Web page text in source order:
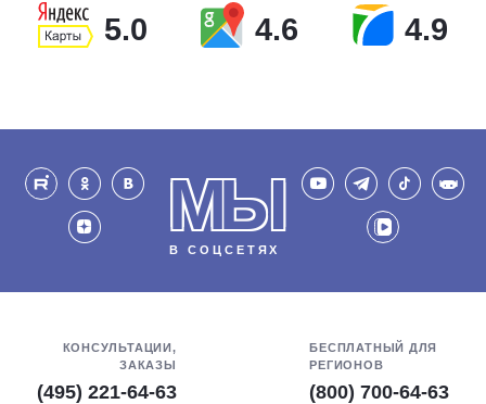
5.0 4.6 4.9
МЫ
В СОЦСЕТЯХ
КОНСУЛЬТАЦИИ,
ЗАКАЗЫ
(495) 221-64-63
БЕСПЛАТНЫЙ ДЛЯ
РЕГИОНОВ
(800) 700-64-63